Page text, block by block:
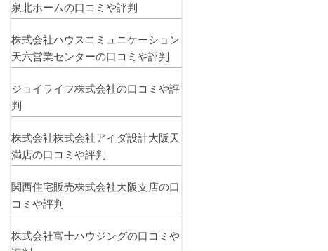
泉北ホームの口コミや評判
株式会社ハウスコミュニケーション
天六営業センターの口コミや評判
ジョイライフ株式会社の口コミや評
判
株式会社株式会社アイダ設計大阪天
満店の口コミや評判
関西住宅販売株式会社大阪支店の口
コミや評判
株式会社富士ハウジングの口コミや